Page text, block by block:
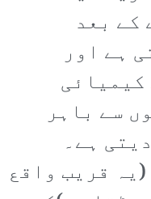
کے بعد
ہے اور
سے باہر
ہے۔
نیورو ٹرانسمیٹر Synaps (یہ قریب واقع